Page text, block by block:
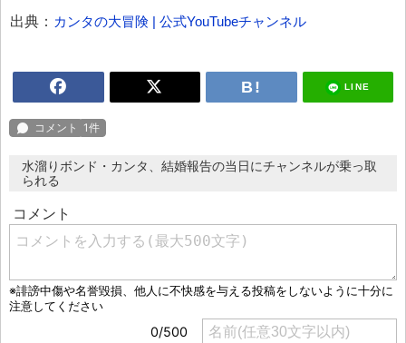
出典： カンタの大冒険 | 公式YouTubeチャンネル
LINE
水溜りボンド・カンタ、結婚報告の当日にチャンネルが乗っ取
られる